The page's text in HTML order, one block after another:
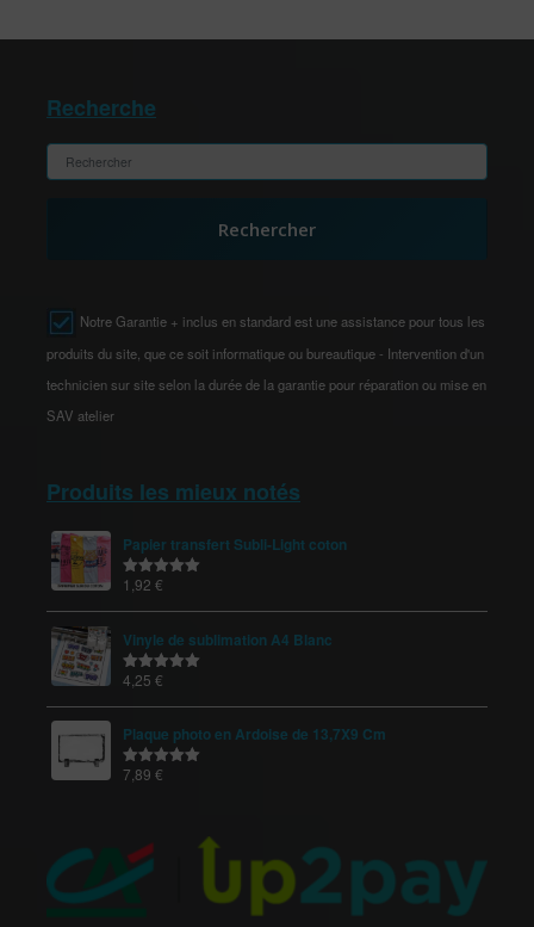
Recherche
Rechercher
Notre Garantie + inclus en standard est une assistance pour tous les
produits du site, que ce soit informatique ou bureautique - Intervention d'un
technicien sur site selon la durée de la garantie pour réparation ou mise en
SAV atelier
Produits les mieux notés
Papier transfert Subli-Light coton
Note5.00
1,92 €
Vinyle de sublimation A4 Blanc
Note5.00
4,25 €
Plaque photo en Ardoise de 13,7X9 Cm
Note5.00
7,89 €